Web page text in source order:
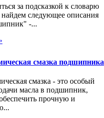
за подсказкой к словарю
следующее описания
-...
смазка подшипника
смазка - это особый
масла в подшипник,
прочную и